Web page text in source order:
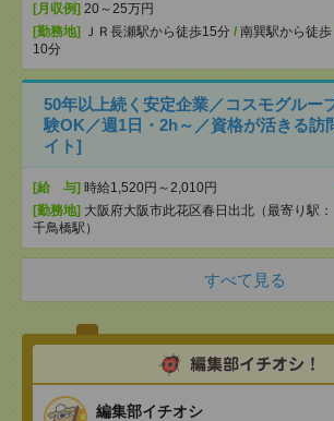
[月収例] 20～25万円
[勤務地]
ＪＲ長瀬駅から徒歩15分 / 南巽駅から徒歩
10分
50年以上続く安定企業／コスモグルー
験OK／週1日・2h～／資格が活きる訪
イト]
[給 与] 時給1,520円～2,010円
[勤務地] 大阪府大阪市此花区春日出北（最寄り駅：
千鳥橋駅）
すべて見る
編集部イチオシ